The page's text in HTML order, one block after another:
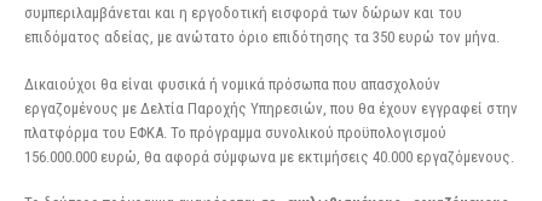
συμπεριλαμβάνεται και η εργοδοτική εισφορά των δώρων και του
επιδόματος αδείας, με ανώτατο όριο επιδότησης τα 350 ευρώ τον μήνα.
Δικαιούχοι θα είναι φυσικά ή νομικά πρόσωπα που απασχολούν
εργαζομένους με Δελτία Παροχής Υπηρεσιών, που θα έχουν εγγραφεί στην
πλατφόρμα του ΕΦΚΑ. Το πρόγραμμα συνολικού προϋπολογισμού
156.000.000 ευρώ, θα αφορά σύμφωνα με εκτιμήσεις 40.000 εργαζόμενους.